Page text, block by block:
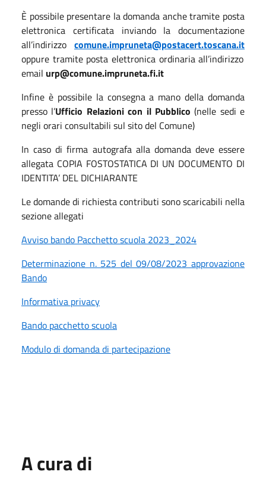
È possibile presentare la domanda anche tramite posta
elettronica certificata inviando la documentazione
all’indirizzo comune.impruneta@postacert.toscana.it
oppure tramite posta elettronica ordinaria all’indirizzo
email urp@comune.impruneta.fi.it
Infine è possibile la consegna a mano della domanda
presso l’Ufficio Relazioni con il Pubblico (nelle sedi e
negli orari consultabili sul sito del Comune)
In caso di firma autografa alla domanda deve essere
allegata COPIA FOSTOSTATICA DI UN DOCUMENTO DI
IDENTITA’ DEL DICHIARANTE
Le domande di richiesta contributi sono scaricabili nella
sezione allegati
Avviso bando Pacchetto scuola 2023_2024
Determinazione n. 525 del 09/08/2023 approvazione
Bando
Informativa privacy
Bando pacchetto scuola
Modulo di domanda di partecipazione
A cura di